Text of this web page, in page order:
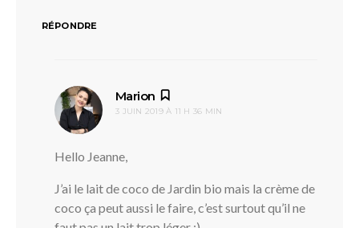
RÉPONDRE
Marion
3 JUIN 2019 À 11 H 36 MIN
Hello Jeanne,
J’ai le lait de coco de Jardin bio mais la crème de
coco ça peut aussi le faire, c’est surtout qu’il ne